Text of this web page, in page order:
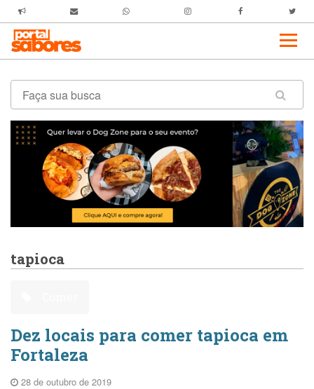
tapioca
Dez locais para comer tapioca em
Fortaleza
28 de outubro de 2019